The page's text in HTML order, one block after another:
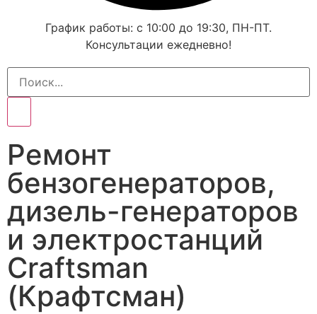
График работы: с 10:00 до 19:30, ПН-ПТ.
Консультации ежедневно!
Ремонт
бензогенераторов,
дизель-генераторов
и электростанций
Craftsman
(Крафтсман)